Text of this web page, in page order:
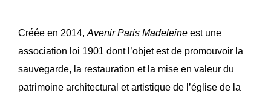
Créée en 2014, Avenir Paris Madeleine est une
association loi 1901 dont l’objet est de promouvoir la
sauvegarde, la restauration et la mise en valeur du
patrimoine architectural et artistique de l’église de la